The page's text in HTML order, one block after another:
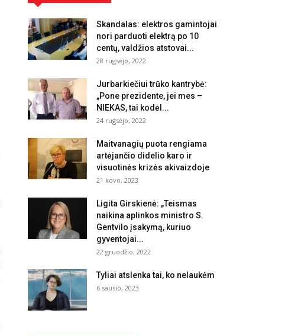
Skandalas: elektros gamintojai
nori parduoti elektrą po 10
centų, valdžios atstovai...
28 rugsėjo, 2022
Jurbarkiečiui trūko kantrybė:
„Pone prezidente, jei mes –
NIEKAS, tai kodėl...
24 rugsėjo, 2022
Maitvanagių puota rengiama
artėjančio didelio karo ir
visuotinės krizės akivaizdoje
21 kovo, 2023
Ligita Girskienė: „Teismas
naikina aplinkos ministro S.
Gentvilo įsakymą, kuriuo
gyventojai...
22 gruodžio, 2022
Tyliai atslenka tai, ko nelaukėm
6 sausio, 2023